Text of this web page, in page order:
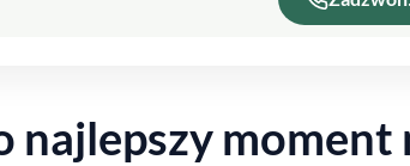
najlepszy moment